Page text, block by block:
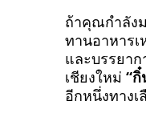
ถ้าคุณกำลัง
ทานอาหาร
และบรรยา
เชียงใหม่ “
อีกหนึ่งทาง